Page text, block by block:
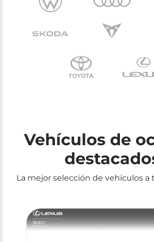
Vehículos de
La mejor selección de vehículos a